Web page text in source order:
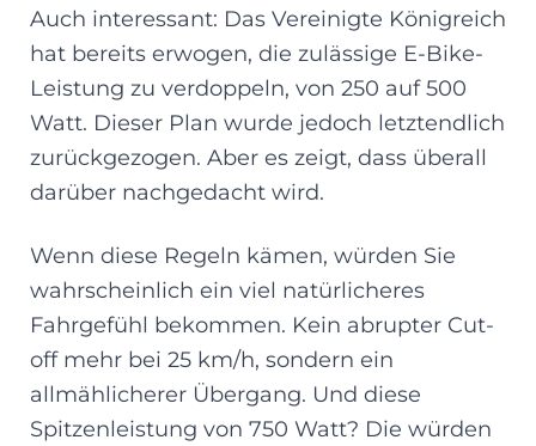
Auch interessant: Das Vereinigte Königreich
hat bereits erwogen, die zulässige E-Bike-
Leistung zu verdoppeln, von 250 auf 500
Watt. Dieser Plan wurde jedoch letztendlich
zurückgezogen. Aber es zeigt, dass überall
darüber nachgedacht wird.
Wenn diese Regeln kämen, würden Sie
wahrscheinlich ein viel natürlicheres
Fahrgefühl bekommen. Kein abrupter Cut-
off mehr bei 25 km/h, sondern ein
allmählicherer Übergang. Und diese
Spitzenleistung von 750 Watt? Die würden